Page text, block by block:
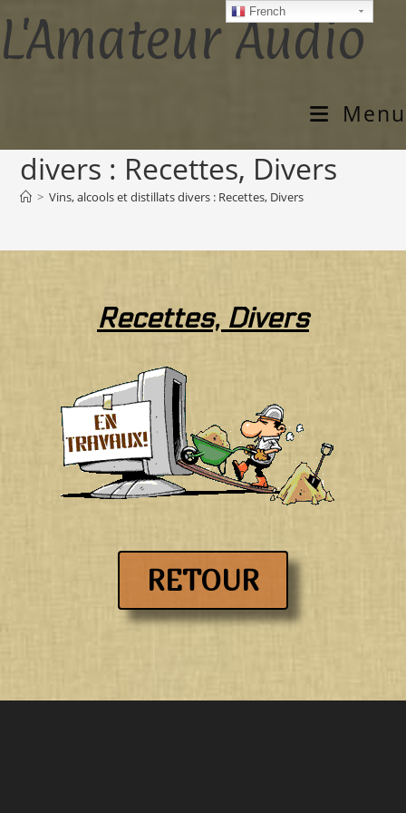
L'Amateur Audio
Menu
Vins, alcools et distillats
divers : Recettes, Divers
> Vins, alcools et distillats divers : Recettes, Divers
Recettes, Divers
RETOUR
French